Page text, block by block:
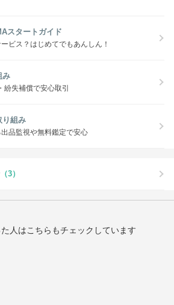
スタートガイド
ビス？はじめてでもあんしん！
み
紛失補償で安心取引
り組み
品監視や無料鑑定で安心
（3）
人はこちらもチェックしています